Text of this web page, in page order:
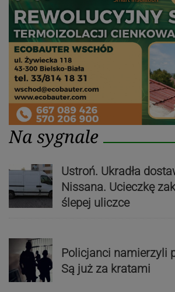
Na sygnale
Ustroń. Ukradła
Nissana. Ucieczkę
ślepej uliczce
Policjanci namierzyli
Są już za kratami